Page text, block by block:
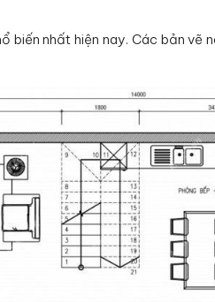
biến nhất hiện nay. Các bản vẽ